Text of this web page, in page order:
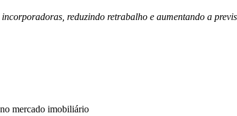
reduzindo retrabalho e aumentando a
mercado imobiliário